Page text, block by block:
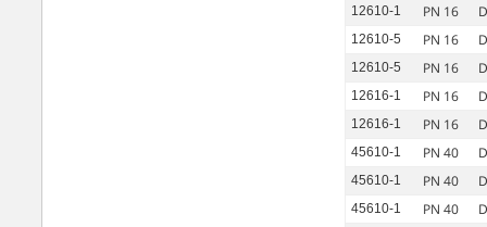
12610-1 PN 16
12610-5 PN 16
12610-5 PN 16
12616-1 PN 16
12616-1 PN 16
45610-1 PN 40
45610-1 PN 40
45610-1 PN 40